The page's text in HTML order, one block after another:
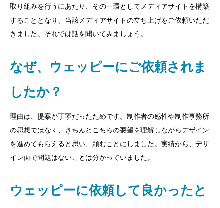
取り組みを行うにあたり、その一環としてメディアサイトを構築
することとなり、当該メディアサイトの立ち上げをご依頼いただ
きました。それでは話を聞いてみましょう。
なぜ、ウェッピーにご依頼されま
したか？
理由は、提案が丁寧だったためです。制作者の感性や制作事務所
の思想ではなく、きちんとこちらの要望を理解しながらデザイン
を進めてもらえると思い、頼むことにしました。実績から、デザ
イン面で問題はないことは分かっていました。
ウェッピーに依頼して良かったと